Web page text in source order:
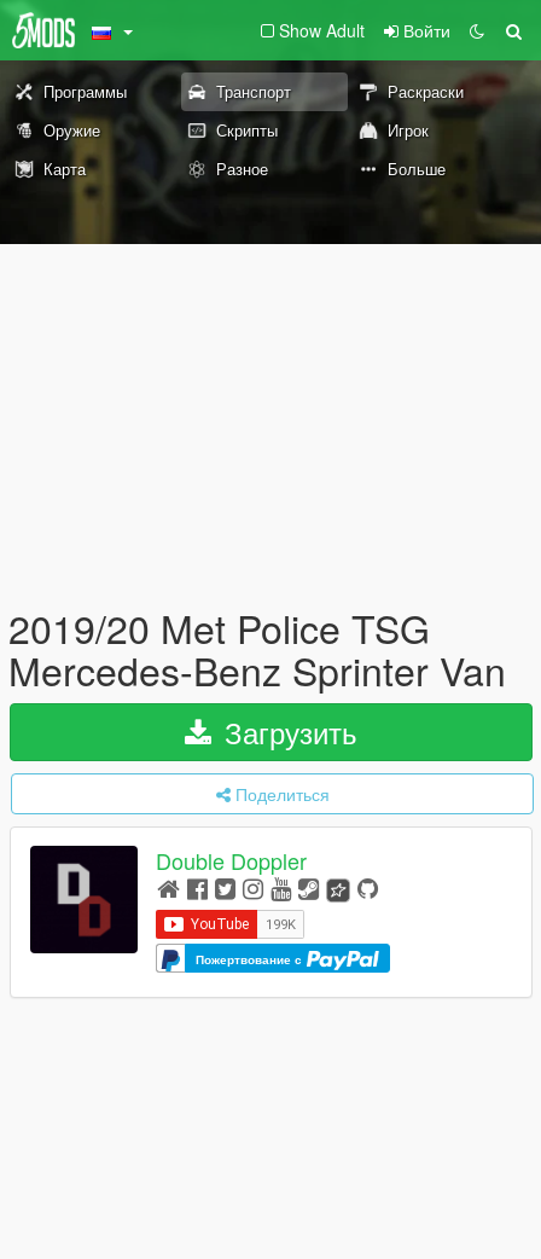
Show Adult Войти
Программы Транспорт
Раскраски
Оружие
Скрипты
Игрок
Карта
Разное Больше
2019/20 Met Police TSG
Mercedes-Benz Sprinter Van
Загрузить
Поделиться
Double Doppler
Пожертвование с